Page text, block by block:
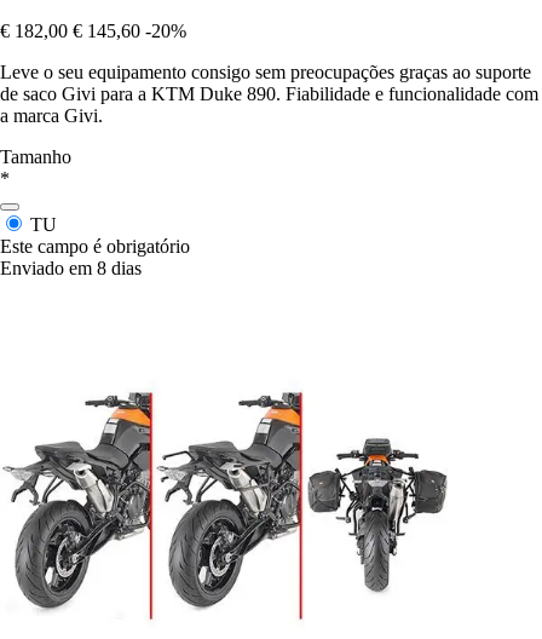
€ 182,00 € 145,60 -20%
Leve o seu equipamento consigo sem preocupações graças ao suporte
de saco Givi para a KTM Duke 890. Fiabilidade e funcionalidade com
a marca Givi.
Tamanho
*
TU
Este campo é obrigatório
Enviado em 8 dias